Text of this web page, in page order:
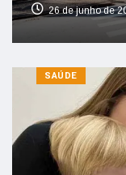
26 de junho de
SAÚDE